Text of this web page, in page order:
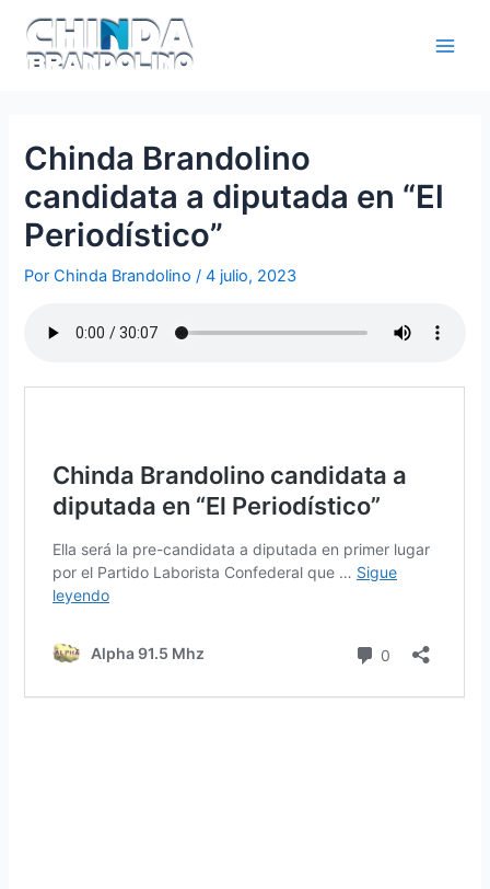
Chinda Brandolino
candidata a diputada en “El
Periodístico”
PorChinda Brandolino/4 julio, 2023